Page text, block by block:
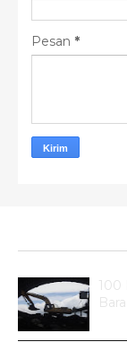
Pesan *
100